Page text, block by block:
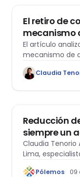
El retiro de
mecanismo
reflexiones
laboral
El artículo
mecanismo de
nuevas
sus efectos
Claudia
Reducción
siempre un
Claudia Tenorio
Lima,
Derecho…
Pólemos 09